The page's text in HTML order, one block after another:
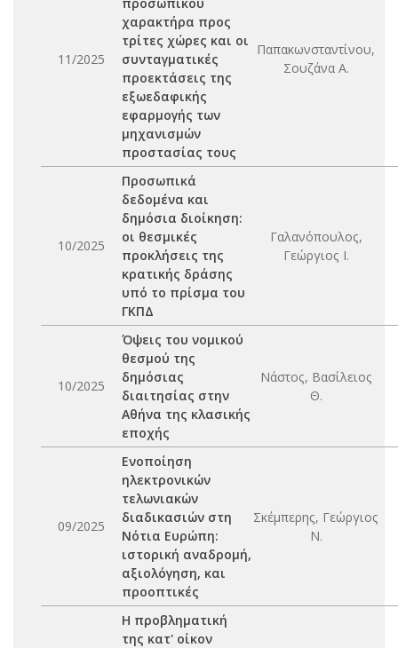
11/2025
χαρακτήρα προς
τρίτες χώρες και οι
συνταγματικές
προεκτάσεις της
εξωεδαφικής
εφαρμογής των
μηχανισμών
προστασίας τους
Παπακωνσταντίνου,
Σουζάνα Α.
10/2025
Προσωπικά
δεδομένα και
δημόσια διοίκηση:
οι θεσμικές
προκλήσεις της
κρατικής δράσης
υπό το πρίσμα του
ΓΚΠΔ
Γαλανόπουλος,
Γεώργιος Ι.
10/2025
Όψεις του νομικού
θεσμού της
δημόσιας
διαιτησίας στην
Αθήνα της κλασικής
εποχής
Νάστος, Βασίλειος
Θ.
09/2025
Ενοποίηση
ηλεκτρονικών
τελωνιακών
διαδικασιών στη
Νότια Ευρώπη:
ιστορική αναδρομή,
αξιολόγηση, και
προοπτικές
Σκέμπερης, Γεώργιος
Ν.
Η προβληματική
της κατ' οίκον